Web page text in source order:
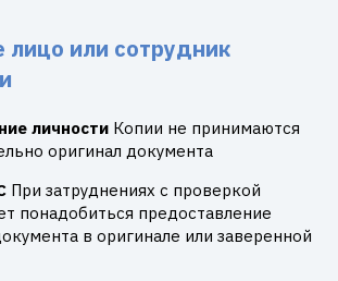
лицо или сотрудник
личности Копии не принимаются
оригинал документа
При затруднениях с проверкой
понадобиться предоставление
в оригинале или заверенной